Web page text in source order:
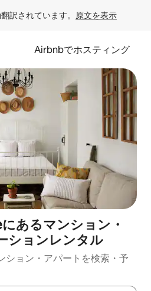
訳されています。 原文を表示
Airbnbでホスティング
あるマンション・
ションレンタル
ョン・アパートを検索・予